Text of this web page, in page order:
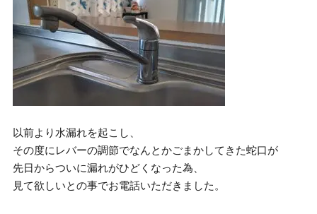
以前より水漏れを起こし、
その度にレバーの調節でなんとかごまかしてきた蛇口が
先日からついに漏れがひどくなった為、
見て欲しいとの事でお電話いただきました。